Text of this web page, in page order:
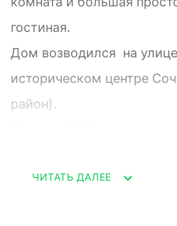
гостиная.
Дом возводился на
историческом центре
район).
независимую систему
ЧИТАТЬ ДАЛЕЕ